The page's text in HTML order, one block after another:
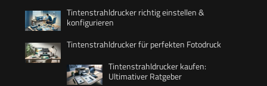
Tintenstrahldrucker richtig einstellen &
konfigurieren
Tintenstrahldrucker für perfekten Fotodruck
Tintenstrahldrucker kaufen:
Ultimativer Ratgeber